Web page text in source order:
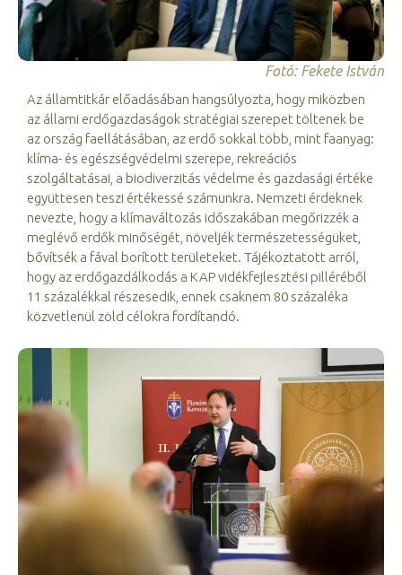
Fotó: Fekete István
Az államtitkár előadásában hangsúlyozta, hogy miközben
az állami erdőgazdaságok stratégiai szerepet töltenek be
az ország faellátásában, az erdő sokkal több, mint faanyag:
klíma- és egészségvédelmi szerepe, rekreációs
szolgáltatásai, a biodiverzitás védelme és gazdasági értéke
együttesen teszi értékessé számunkra. Nemzeti érdeknek
nevezte, hogy a klímaváltozás időszakában megőrizzék a
meglévő erdők minőségét, növeljék természetességüket,
bővítsék a fával borított területeket. Tájékoztatott arról,
hogy az erdőgazdálkodás a KAP vidékfejlesztési pilléréből
11 százalékkal részesedik, ennek csaknem 80 százaléka
közvetlenül zöld célokra fordítandó.